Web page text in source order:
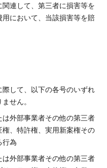
連して、第三者に損害等を
において、当該損害等を賠
して、以下の各号のいずれ
せん。
外部事業者その他の第三者
、特許権、実用新案権その
行為
外部事業者その他の第三者